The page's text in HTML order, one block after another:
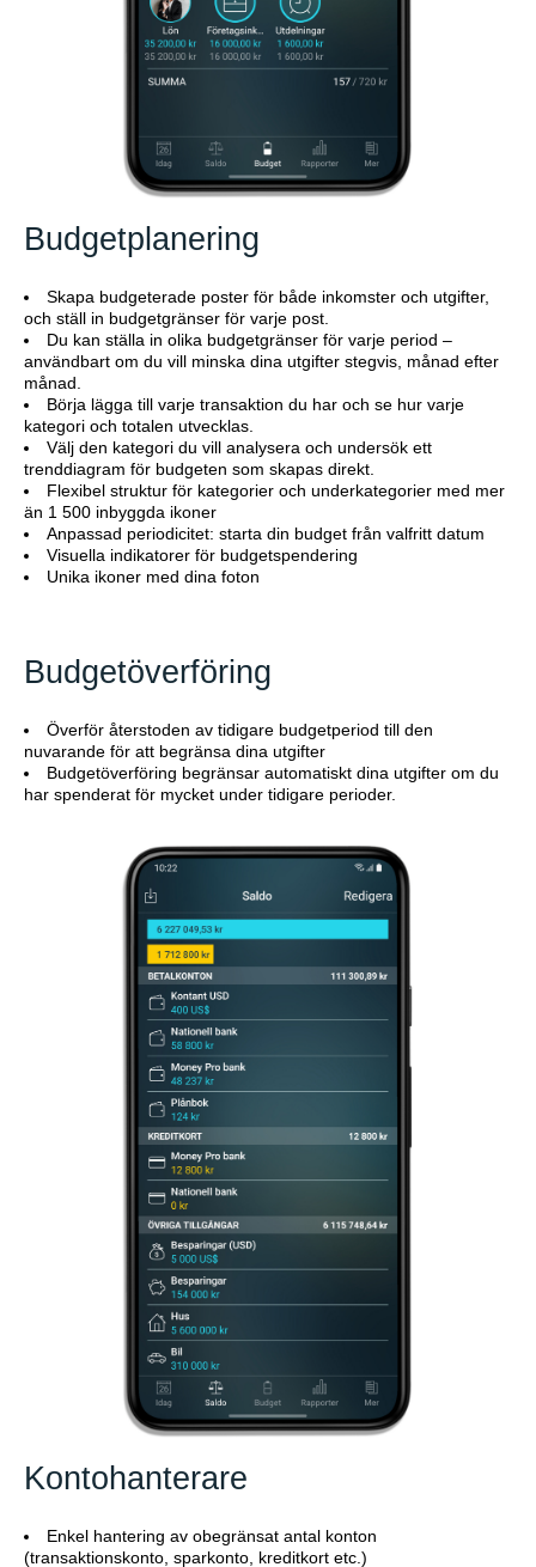
Budgetplanering
Skapa budgeterade poster för både inkomster och utgifter,
och ställ in budgetgränser för varje post.
Du kan ställa in olika budgetgränser för varje period –
användbart om du vill minska dina utgifter stegvis, månad efter
månad.
Börja lägga till varje transaktion du har och se hur varje
kategori och totalen utvecklas.
Välj den kategori du vill analysera och undersök ett
trenddiagram för budgeten som skapas direkt.
Flexibel struktur för kategorier och underkategorier med mer
än 1 500 inbyggda ikoner
Anpassad periodicitet: starta din budget från valfritt datum
Visuella indikatorer för budgetspendering
Unika ikoner med dina foton
Budgetöverföring
Överför återstoden av tidigare budgetperiod till den
nuvarande för att begränsa dina utgifter
Budgetöverföring begränsar automatiskt dina utgifter om du
har spenderat för mycket under tidigare perioder.
Kontohanterare
Enkel hantering av obegränsat antal konton
(transaktionskonto, sparkonto, kreditkort etc.)